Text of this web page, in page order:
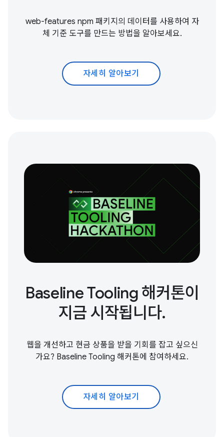
web-features npm 패키지의 데이터를 사용하여 자
체 기준 도구를 만드는 방법을 알아보세요.
자세히 알아보기
Baseline Tooling 해커톤이
지금 시작됩니다.
웹을 개선하고 현금 상품을 받을 기회를 잡고 싶으신
가요? Baseline Tooling 해커톤에 참여하세요.
자세히 알아보기